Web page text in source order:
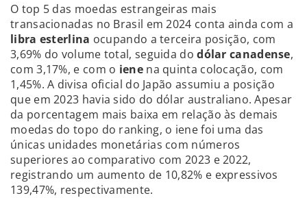
O top 5 das moedas estrangeiras mais
transacionadas no Brasil em 2024 conta ainda com a
libra esterlina ocupando a terceira posição, com
3,69% do volume total, seguida dodólar canadense,
com 3,17%, e com o ienena quinta colocação, com
1,45%. A divisa oficial do Japão assumiu a posição
que em 2023 havia sido do dólar australiano. Apesar
da porcentagem mais baixa em relação às demais
moedas do topo do ranking, o iene foi uma das
únicas unidades monetárias com números
superiores ao comparativo com 2023 e 2022,
registrando um aumento de 10,82% e expressivos
139,47%, respectivamente.